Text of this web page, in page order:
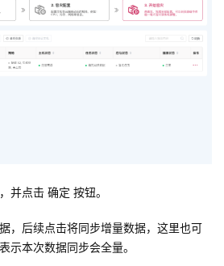
并点击 确定 按钮。
，后续点击将同步增量数据，这里也可
示本次数据同步会全量。